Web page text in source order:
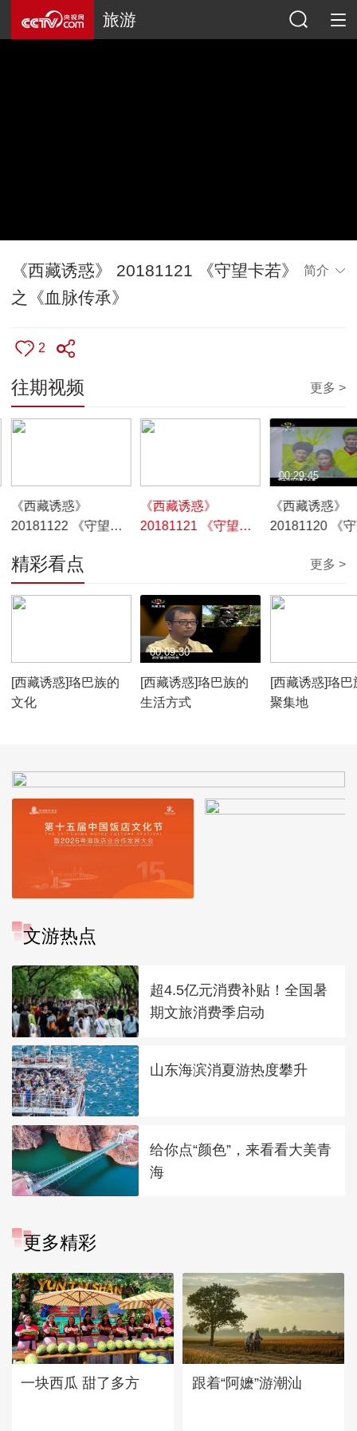
旅游
《西藏诱惑》 20181121 《守望卡若》
之《血脉传承》
简介
2
往期视频 更多 >
《西藏诱惑》
20181122 《守望卡
《西藏诱惑》
20181121 《守望卡
《西藏诱惑》
20181120 《
00:29:45
精彩看点 更多 >
[西藏诱惑]珞巴族的
文化
[西藏诱惑]珞巴族的
生活方式
00:09:30
[西藏诱惑]珞巴
聚集地
文游热点
超4.5亿元消费补贴！全国暑
期文旅消费季启动
山东海滨消夏游热度攀升
给你点“颜色”，来看看大美青
海
更多精彩
一块西瓜 甜了多方 跟着“阿嬷”游潮汕